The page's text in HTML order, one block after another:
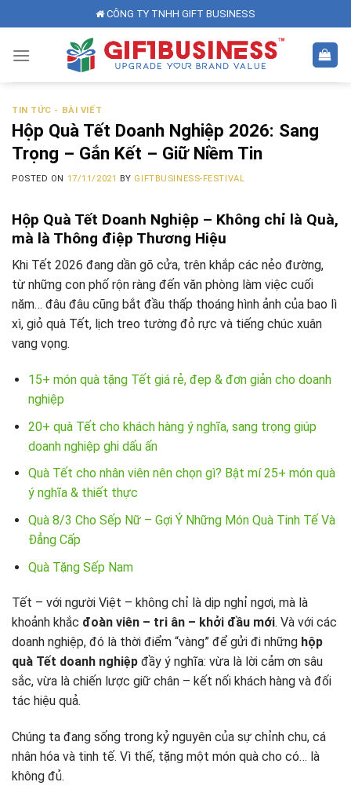
to
content
CÔNG TY TNHH GIFT BUSINESS
TIN TỨC - BÀI VIẾT
Hộp Quà Tết Doanh Nghiệp 2026: Sang
Trọng – Gắn Kết – Giữ Niềm Tin
POSTED ON 17/11/2021 BY GIFTBUSINESS-FESTIVAL
Hộp Quà Tết Doanh Nghiệp – Không chỉ là Quà,
mà là Thông điệp Thương Hiệu
Khi Tết 2026 đang dần gõ cửa, trên khắp các nẻo đường,
từ những con phố rộn ràng đến văn phòng làm việc cuối
năm… đâu đâu cũng bắt đầu thấp thoáng hình ảnh của bao lì
xì, giỏ quà Tết, lịch treo tường đỏ rực và tiếng chúc xuân
vang vọng.
15+ món quà tặng Tết giá rẻ, đẹp & đơn giản cho doanh
nghiệp
20+ quà Tết cho khách hàng ý nghĩa, sang trọng giúp
doanh nghiệp ghi dấu ấn
Quà Tết cho nhân viên nên chọn gì? Bật mí 25+ món quà
ý nghĩa & thiết thực
Quà 8/3 Cho Sếp Nữ – Gợi Ý Những Món Quà Tinh Tế Và
Đẳng Cấp
Quà Tặng Sếp Nam
Tết – với người Việt – không chỉ là dịp nghỉ ngơi, mà là
khoảnh khắc đoàn viên – tri ân – khởi đầu mới. Và với các
doanh nghiệp, đó là thời điểm “vàng” để gửi đi những hộp
quà Tết doanh nghiệp đầy ý nghĩa: vừa là lời cảm ơn sâu
sắc, vừa là chiến lược giữ chân – kết nối khách hàng và đối
tác hiệu quả.
Chúng ta đang sống trong kỷ nguyên của sự chỉnh chu, cá
nhân hóa và tinh tế. Vì thế, tặng một món quà cho có… là
không đủ.